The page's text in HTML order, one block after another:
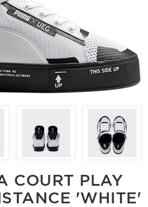
COURT PLAY
'WHITE'